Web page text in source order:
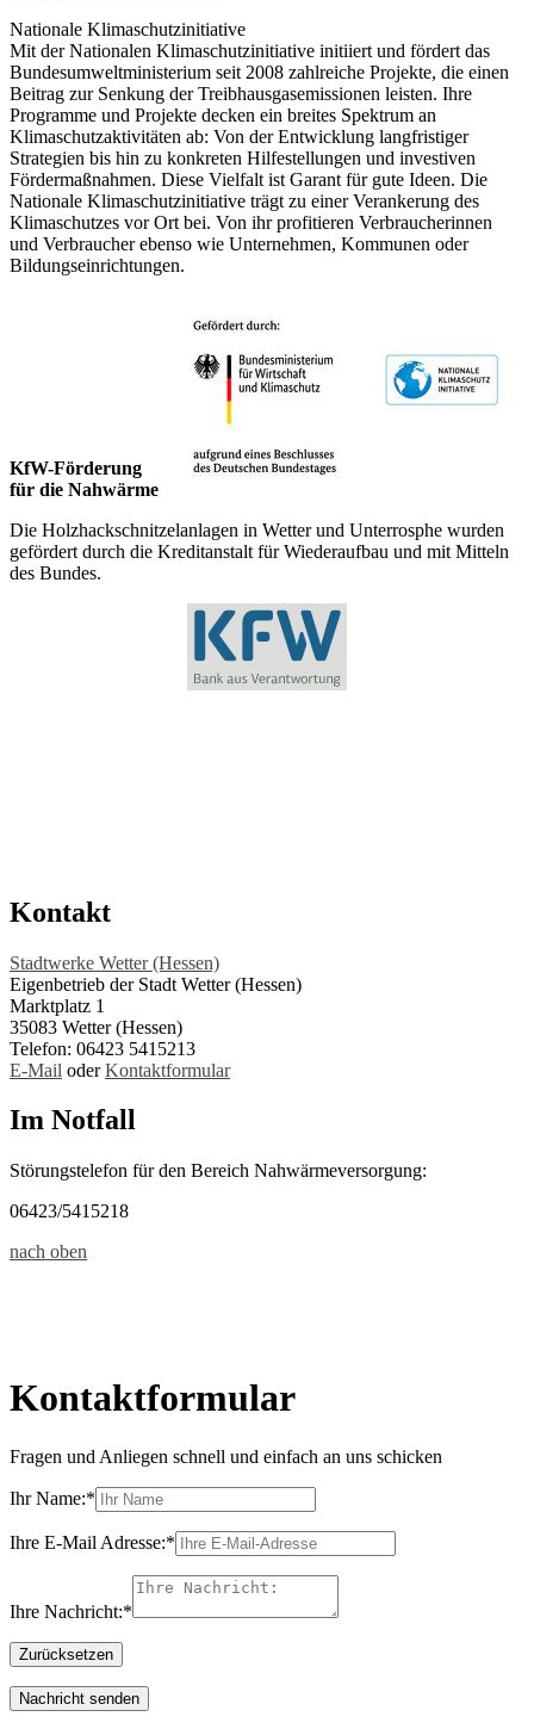
Nationale Klimaschutzinitiative
Mit der Nationalen Klimaschutzinitiative initiiert und fördert das
Bundesumweltministerium seit 2008 zahlreiche Projekte, die einen
Beitrag zur Senkung der Treibhausgasemissionen leisten. Ihre
Programme und Projekte decken ein breites Spektrum an
Klimaschutzaktivitäten ab: Von der Entwicklung langfristiger
Strategien bis hin zu konkreten Hilfestellungen und investiven
Fördermaßnahmen. Diese Vielfalt ist Garant für gute Ideen. Die
Nationale Klimaschutzinitiative trägt zu einer Verankerung des
Klimaschutzes vor Ort bei. Von ihr profitieren Verbraucherinnen
und Verbraucher ebenso wie Unternehmen, Kommunen oder
Bildungseinrichtungen.
KfW-Förderung
für die Nahwärme
Die Holzhackschnitzelanlagen in Wetter und Unterrosphe wurden
gefördert durch die Kreditanstalt für Wiederaufbau und mit Mitteln
des Bundes.
Kontakt
Stadtwerke Wetter (Hessen)
Eigenbetrieb der Stadt Wetter (Hessen)
Marktplatz 1
35083 Wetter (Hessen)
Telefon: 06423 5415213
E-Mail oderKontaktformular
Im Notfall
Störungstelefon für den Bereich Nahwärmeversorgung:
06423/5415218
nach oben
Kontaktformular
Fragen und Anliegen schnell und einfach an uns schicken
Ihr Name:*
Ihre E-Mail Adresse:*
Ihre Nachricht:*